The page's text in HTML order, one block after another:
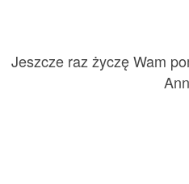
Jeszcze raz życzę Wam